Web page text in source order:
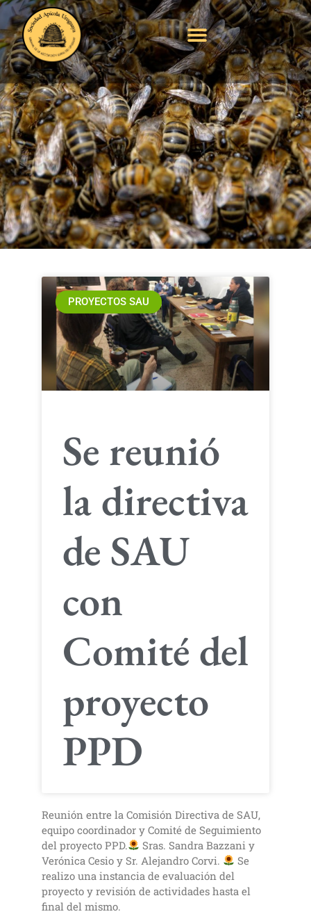
Se reunió la directiva
de SAU con Comité
del proyecto PPD
PROYECTOS SAU
Se reunió
la directiva
de SAU
con
Comité del
proyecto
PPD
Reunión entre la Comisión Directiva de SAU,
equipo coordinador y Comité de Seguimiento
del proyecto PPD.
Sras. Sandra Bazzani y
Verónica Cesio y Sr. Alejandro Corvi.
Se
realizo una instancia de evaluación del
proyecto y revisión de actividades hasta el
final del mismo.